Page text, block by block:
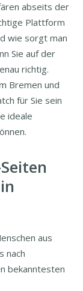
abseits der
Plattform
wie sorgt man
Sie auf der
richtig.
Bremen und
für Sie sein
ideale
aus
nach
bekanntesten